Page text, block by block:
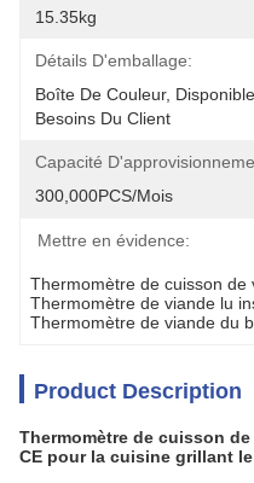
15.35kg
Détails D'emballage:
Boîte De Couleur,
Besoins Du Client
Capacité
300,000PCS/mois
Mettre en évidence:
Thermomètre de cuisson de
Thermomètre de viande lu
Thermomètre de viande du
Product Description
Thermomètre de cuisson
CE pour la cuisine grillant le